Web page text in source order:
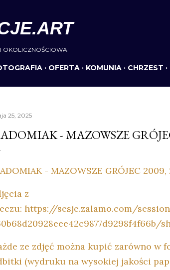
OKOLICZNOŚCIOWA
OFERTA KOMUNIA CHRZEST
25, 2025
- MAZOWSZE
- MAZOWSZE GRÓJEC 2009,
z
https://sesje.zalamo.com/
ze zdjęć można kupić zarówno w
(wydruku na wysokiej jakości